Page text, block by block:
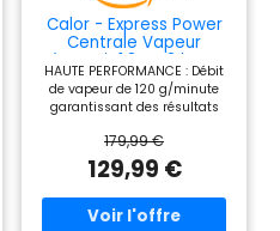
Calor - Express Power
Centrale Vapeur
Réservoir 1,8 L - 3 bars -
Marron
HAUTE PERFORMANCE : Débit
de vapeur de 120 g/minute
garantissant des résultats
de 420 g/minute pour venir à
bout des plis les plus tenaces
ENTRETIEN FACILE ET
PERFORMANCES DURABLES : Le
collecteur de calcaire
179,99 €
129,99 €